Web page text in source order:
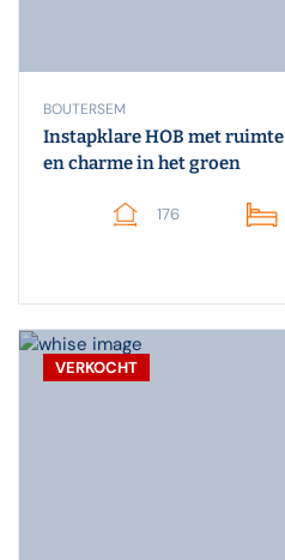
BOUTERSEM
Instapklare HOB met ruimte
en charme in het groen
176
VERKOCHT